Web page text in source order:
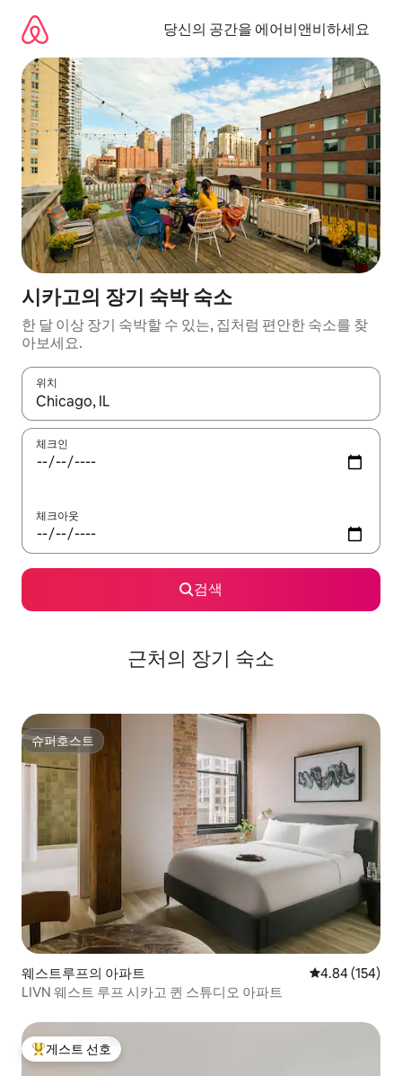
당신의 공간을 에어비앤비하세요
시카고의 장기 숙박 숙소
한 달 이상 장기 숙박할 수 있는, 집처럼 편안한 숙소를 찾
아보세요.
위치
결과가 나오면 위·아래 화살표 키를 사용하거나 터치 또는 스와이
체크인
체크아웃
검색
근처의 장기 숙소
슈퍼호스트
슈퍼호스트
웨스트루프의 아파트 평점 4.84점(5
4.84 (154)
LIVN 웨스트 루프 시카고 퀸 스튜디오 아파트
상위 게스트 선호
게스트 선호